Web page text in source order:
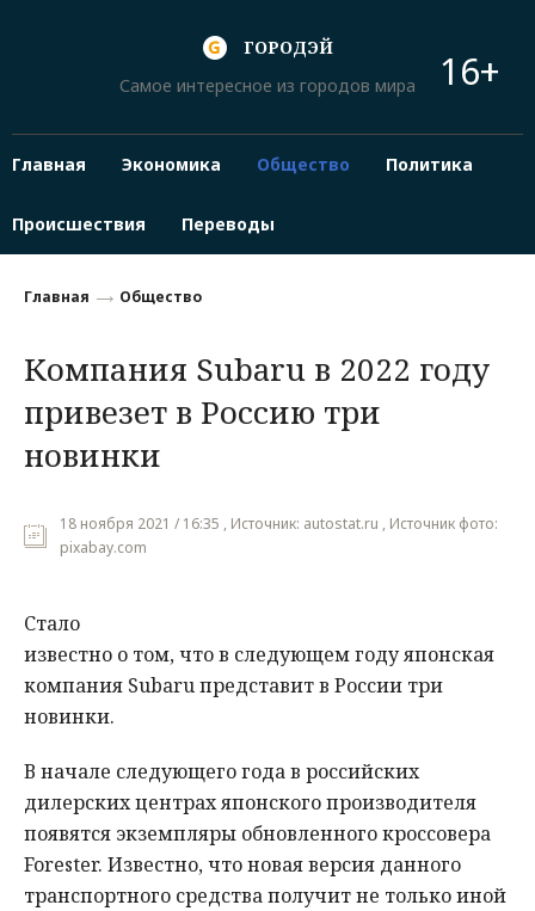
ГОРОДЭЙ
Самое интересное из городов мира
16+
Главная Экономика Общество Политика
Происшествия Переводы
Главная Общество
Компания Subaru в 2022 году
привезет в Россию три
новинки
18 ноября 2021 / 16:35 , Источник: autostat.ru , Источник фото:
pixabay.com
Стало
известно о том, что в следующем году японская
компания Subaru представит в России три
новинки.
В начале следующего года в российских
дилерских центрах японского производителя
появятся экземпляры обновленного кроссовера
Forester. Известно, что новая версия данного
транспортного средства получит не только иной